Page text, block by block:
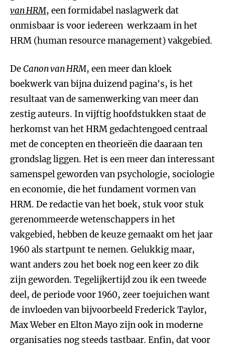
van HRM, een formidabel naslagwerk dat
onmisbaar is voor iedereen werkzaam in het
HRM (human resource management) vakgebied.
DeCanon van HRM, een meer dan kloek
boekwerk van bijna duizend pagina's, is het
resultaat van de samenwerking van meer dan
zestig auteurs. In vijftig hoofdstukken staat de
herkomst van het HRM gedachtengoed centraal
met de concepten en theorieën die daaraan ten
grondslag liggen. Het is een meer dan interessant
samenspel geworden van psychologie, sociologie
en economie, die het fundament vormen van
HRM. De redactie van het boek, stuk voor stuk
gerenommeerde wetenschappers in het
vakgebied, hebben de keuze gemaakt om het jaar
1960 als startpunt te nemen. Gelukkig maar,
want anders zou het boek nog een keer zo dik
zijn geworden. Tegelijkertijd zou ik een tweede
deel, de periode voor 1960, zeer toejuichen want
de invloeden van bijvoorbeeld Frederick Taylor,
Max Weber en Elton Mayo zijn ook in moderne
organisaties nog steeds tastbaar. Enfin, dat voor